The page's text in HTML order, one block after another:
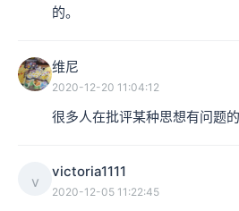
的。
维尼
2020-12-20 11:04:12
很多人在批评某种思想有问题
v
victoria1111
2020-12-05 11:22:45